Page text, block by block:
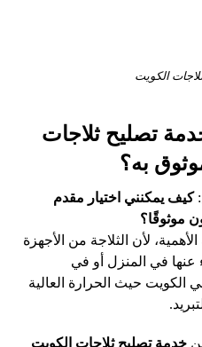
الكويت
تصليح ثلاجات
به؟
كيف يمكنني اختيار مقدم
موثوقًا؟
لأن الثلاجة من الأجهزة
عنها في المنزل أو في
حيث الحرارة العالية
خدمة تصليح ثلاجات الكويت